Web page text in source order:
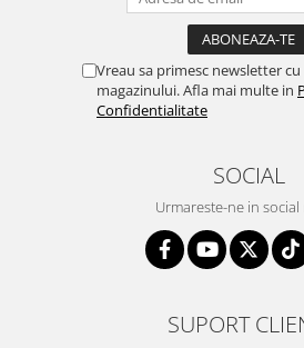
Vreau sa primesc newsletter
magazinului. Afla mai multe in
Confidentialitate
SOCIAL
Urmareste-ne in social
SUPORT